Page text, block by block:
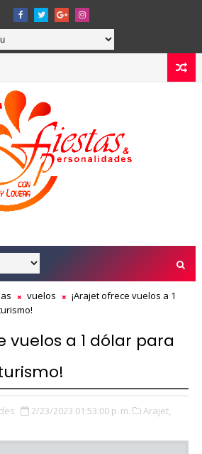
vuelos
¡Arajet ofrece vuelos a 1
vuelos a 1 dólar para
2/23/2023 01:53:00 p. m.
Arajet,